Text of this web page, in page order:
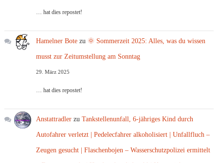
… hat dies repostet!
Hamelner Bote zu🌞 Sommerzeit 2025: Alles, was du wissen
musst zur Zeitumstellung am Sonntag
29. März 2025
… hat dies repostet!
Anstattradler zuTankstellenunfall, 6-jähriges Kind durch
Autofahrer verletzt | Pedelecfahrer alkoholisiert | Unfallfluch –
Zeugen gesucht | Flaschenbojen – Wasserschutzpolizei ermittelt